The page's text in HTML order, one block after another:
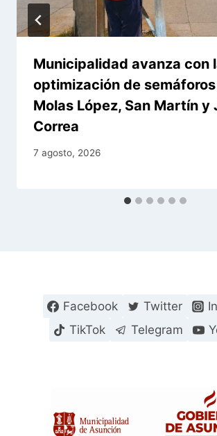
Municipalidad avanza con
optimización de
Molas López, San Martín y
Correa
7 agosto, 2026
Facebook Twitter
TikTok
Telegram